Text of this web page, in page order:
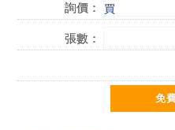
詢價： 買
張數：